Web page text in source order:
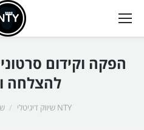
הפקה וקידום
להצלחה
NTY שיווק דיגיטלי